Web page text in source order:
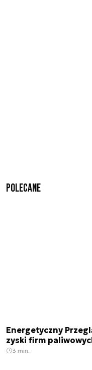
Polecane
Energetyczny
zyski firm
3 min.